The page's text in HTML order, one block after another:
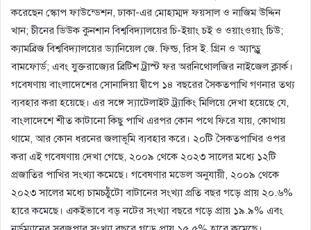
করেছেন স্কোপ ফাউন্ডেশন, ঢাকা-এর মোহাম্মদ ফয়সাল ও নাজিম উদ্দিন
খান; চীনের ডিউক কুনশান বিশ্ববিদ্যালয়ের চি-ইয়াং চই ও ওয়াংওয়াং চিউ;
ক্যামব্রিজ বিশ্ববিদ্যালয়ের ড্যানিয়েল জে. ফিল্ড, রিস ই. গ্রিন ও অ্যান্ড্রু
বামফোর্ড; এবং যুক্তরাজ্যের ব্রিটিশ ট্রাস্ট ফর অরনিথোলজির নাইজেল ক্লার্ক।
গবেষণায় বাংলাদেশের সোনাদিয়া দ্বীপে ১৪ বছরের সৈকতপাখি গণনার তথ্য
ব্যবহার করা হয়েছে। এর সঙ্গে স্যাটেলাইট ট্র্যাকিং মিলিয়ে দেখা হয়েছে যে,
বাংলাদেশে শীত কাটানো কিছু পাখি এরপর কোন পথে ফিরে যায়, কোথায়
থামে, আর কোন ধরনের জলাভূমি ব্যবহার করে। ২০টি সৈকতপাখির ওপর
করা এই গবেষণায় দেখা গেছে, ২০০৯ থেকে ২০২৩ সালের মধ্যে ১২টি
প্রজাতির পাখির সংখ্যা কমেছে। গবেষণার মডেল অনুযায়ী, ২০০৯ থেকে
২০২৩ সালের মধ্যে চামচঠুঁটো বাটানের সংখ্যা প্রতি বছর গড়ে প্রায় ২০.৬%
হারে কমেছে। একইভাবে বড় নটের সংখ্যা বছরে গড়ে প্রায় ১৯.৯% এবং